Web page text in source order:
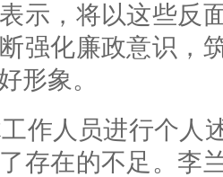
示，将以这些反
强化廉政意识，
形象。
作人员进行个人
存在的不足。李